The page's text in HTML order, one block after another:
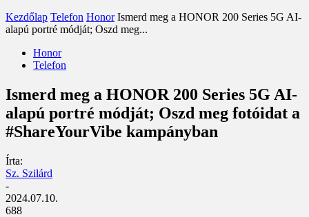
Kezdőlap Telefon Honor Ismerd meg a HONOR 200 Series 5G AI-
alapú portré módját; Oszd meg...
Honor
Telefon
Ismerd meg a HONOR 200 Series 5G AI-
alapú portré módját; Oszd meg fotóidat a
#ShareYourVibe kampányban
Írta:
Sz. Szilárd
-
2024.07.10.
688